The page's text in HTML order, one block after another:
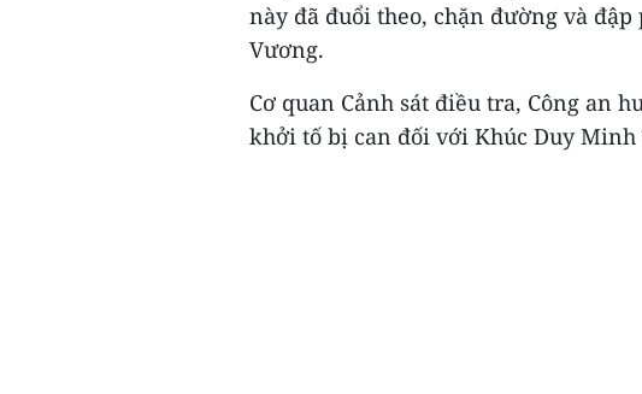
này đã đuổi theo, chặn đường và
Vương.
Cơ quan Cảnh sát điều tra, Công an
khởi tố bị can đối với Khúc Duy